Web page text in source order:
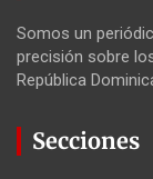
Somos un
precisión sobre
República
Secciones